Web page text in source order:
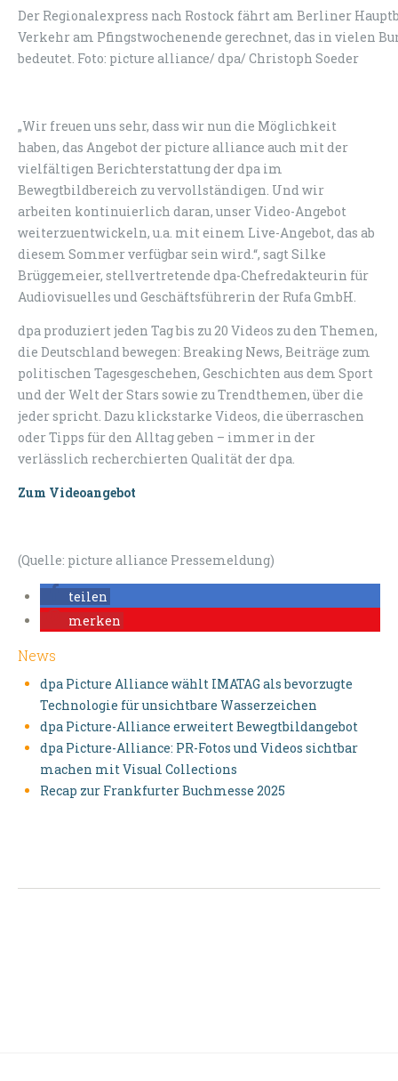
Der Regionalexpress nach Rostock fährt am Berliner
Verkehr am Pfingstwochenende gerechnet, das in vielen
bedeutet. Foto: picture alliance/ dpa/ Christoph Soeder
„Wir freuen uns sehr, dass wir nun die Möglichkeit
haben, das Angebot der picture alliance auch mit der
vielfältigen Berichterstattung der dpa im
Bewegtbildbereich zu vervollständigen. Und wir
arbeiten kontinuierlich daran, unser Video-Angebot
weiterzuentwickeln, u.a. mit einem Live-Angebot, das ab
diesem Sommer verfügbar sein wird.“, sagt Silke
Brüggemeier, stellvertretende dpa-Chefredakteurin für
Audiovisuelles und Geschäftsführerin der Rufa GmbH.
dpa produziert jeden Tag bis zu 20 Videos zu den Themen,
die Deutschland bewegen: Breaking News, Beiträge zum
politischen Tagesgeschehen, Geschichten aus dem Sport
und der Welt der Stars sowie zu Trendthemen, über die
jeder spricht. Dazu klickstarke Videos, die überraschen
oder Tipps für den Alltag geben – immer in der
verlässlich recherchierten Qualität der dpa.
Zum Videoangebot
(Quelle: picture alliance Pressemeldung)
teilen
merken
News
dpa Picture Alliance wählt IMATAG als bevorzugte
Technologie für unsichtbare Wasserzeichen
dpa Picture-Alliance erweitert Bewegtbildangebot
dpa Picture-Alliance: PR-Fotos und Videos sichtbar
machen mit Visual Collections
Recap zur Frankfurter Buchmesse 2025